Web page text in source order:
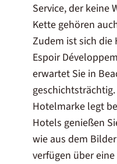
Service, der keine
Kette gehören
Zudem ist sich
Espoir
erwartet Sie in
Hotelmarke legt
Hotels genießen
wie aus dem
verfügen über